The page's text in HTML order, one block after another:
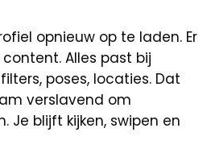
opnieuw op te laden. Er
Alles past bij
poses, locaties. Dat
verslavend om
Je blijft kijken, swipen en